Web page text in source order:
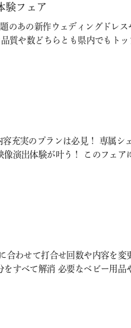
験フェア
のあの新作ウェディングドレス
質や数どちらとも県内でもト
充実のプランは必見！ 専属シ
演出体験が叶う！ このフェア
合わせて打合せ回数や内容を変
すべて解消 必要なベビー用品